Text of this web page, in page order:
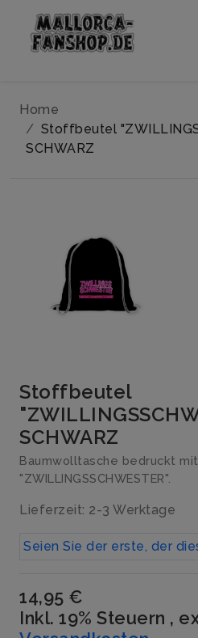
Home
Stoffbeutel
SCHWARZ
Stoffbeutel
SCHWARZ
Baumwolltasche bedruckt
"ZWILLINGSSCHWESTER".
Lieferzeit: 2-3 Werktage
Seien Sie der erste, der
14,95 €
Inkl. 19% Steuern ,